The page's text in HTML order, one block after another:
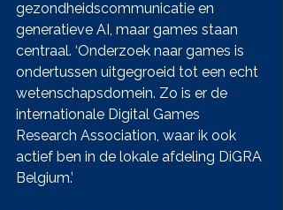
gezondheidscommunicatie en
generatieve AI, maar games staan
centraal. ‘Onderzoek naar games is
ondertussen uitgegroeid tot een echt
wetenschapsdomein. Zo is er de
internationale Digital Games
Research Association, waar ik ook
actief ben in de lokale afdeling DiGRA
Belgium.’